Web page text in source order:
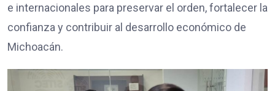
e internacionales para preservar el orden, fortalecer la
confianza y contribuir al desarrollo económico de
Michoacán.